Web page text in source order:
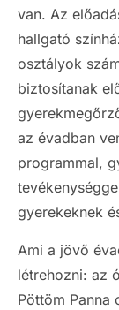
van. Az
hallgató
osztályok
biztosítanak
az évadban
programmal,
gyerekeknek
Ami a jövő
létrehozni: az
Pöttöm Panna